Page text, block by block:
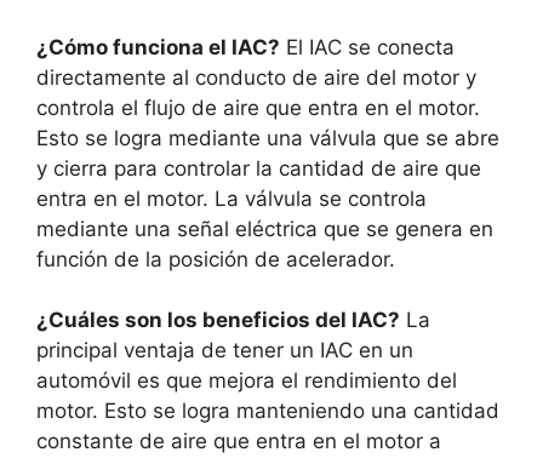
¿Cómo funciona el IAC? El IAC se conecta
directamente al conducto de aire del motor y
controla el flujo de aire que entra en el motor.
Esto se logra mediante una válvula que se abre
y cierra para controlar la cantidad de aire que
entra en el motor. La válvula se controla
mediante una señal eléctrica que se genera en
función de la posición de acelerador.
¿Cuáles son los beneficios del IAC? La
principal ventaja de tener un IAC en un
automóvil es que mejora el rendimiento del
motor. Esto se logra manteniendo una cantidad
constante de aire que entra en el motor a